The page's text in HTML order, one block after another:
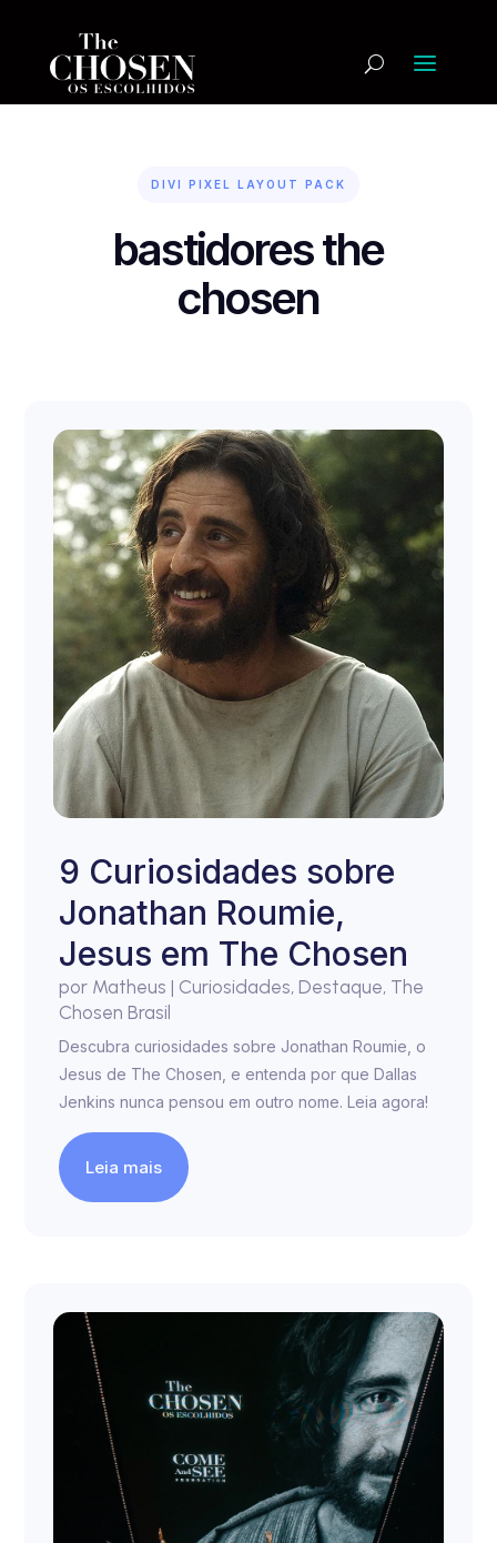
DIVI PIXEL LAYOUT PACK
bastidores the
chosen
9 Curiosidades sobre
Jonathan Roumie,
Jesus em The Chosen
por Matheus | Curiosidades, Destaque, The
Chosen Brasil
Descubra curiosidades sobre Jonathan Roumie, o
Jesus de The Chosen, e entenda por que Dallas
Jenkins nunca pensou em outro nome. Leia agora!
Leia mais